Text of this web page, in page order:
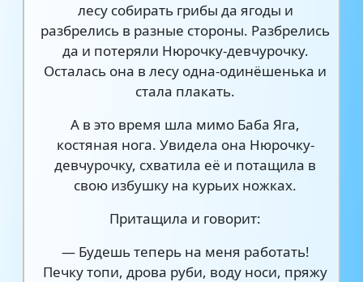
лесу собирать грибы да ягоды и
разбрелись в разные стороны. Разбрелись
да и потеряли Нюрочку-девчурочку.
Осталась она в лесу одна-одинёшенька и
стала плакать.
А в это время шла мимо Баба Яга,
костяная нога. Увидела она Нюрочку-
девчурочку, схватила её и потащила в
свою избушку на курьих ножках.
Притащила и говорит:
— Будешь теперь на меня работать!
Печку топи, дрова руби, воду носи, пряжу